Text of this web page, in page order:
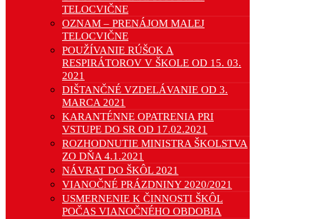
TELOCVIČNE
OZNAM – PRENÁJOM MALEJ
TELOCVIČNE
POUŽÍVANIE RÚŠOK A
RESPIRÁTOROV V ŠKOLE OD 15. 03.
2021
DIŠTANČNÉ VZDELÁVANIE OD 3.
MARCA 2021
KARANTÉNNE OPATRENIA PRI
VSTUPE DO SR OD 17.02.2021
ROZHODNUTIE MINISTRA ŠKOLSTVA
ZO DŇA 4.1.2021
NÁVRAT DO ŠKÔL 2021
VIANOČNÉ PRÁZDNINY 2020/2021
USMERNENIE K ČINNOSTI ŠKÔL
POČAS VIANOČNÉHO OBDOBIA